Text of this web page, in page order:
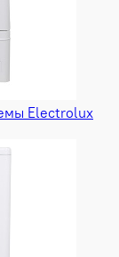
Electrolux